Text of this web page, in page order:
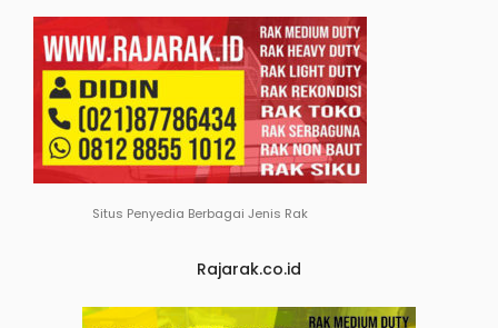
Situs Penyedia Berbagai Jenis Rak
Rajarak.co.id